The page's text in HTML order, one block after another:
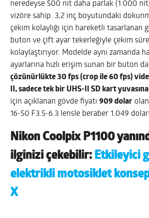
neredeyse 500 nit daha parlak (1.000
vizöre sahip. 3,2 inç boyutundaki
çekim kolaylığı için hareketli tasarlanan
buton ve çift ayar tekerleğiyle çekim
kolaylaştırıyor. Modelde aynı zamanda
ayarlarına hızlı erişim sunan bir buton
çözünürlükte 30 fps (crop ile 60 fps)
II, sadece tek bir UHS-II SD kart
için açıklanan gövde fiyatı909 dolar
16-50 F3.5-6.3 lensle beraber 1.049
Nikon Coolpix P1100
ilginizi çekebilir: Etkileyici
elektrikli motosiklet
X